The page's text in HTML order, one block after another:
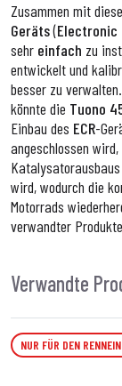
Zusammen mit
Geräts(Electronic
sehr einfach zu
entwickelt und
besser zu
könnte die Tuono
Einbau des ECR-
angeschlossen
Katalysatorausbaus
wird, wodurch die
Motorrads
verwandter
Verwandte
NUR FÜR DEN